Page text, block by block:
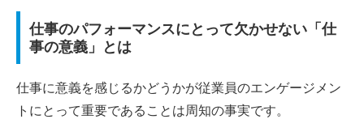
仕事のパフォーマンスにとって欠かせない「仕
事の意義」とは
仕事に意義を感じるかどうかが従業員のエンゲージメン
トにとって重要であることは周知の事実です。